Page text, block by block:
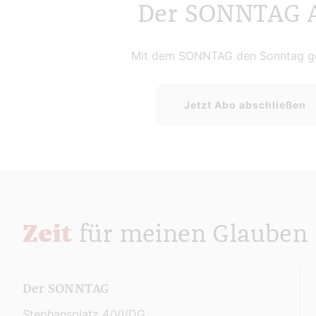
Der SONNTAG
Mit dem SONNTAG den Sonntag
Jetzt Abo abschließen
Zeit für meinen Glauben
Der SONNTAG